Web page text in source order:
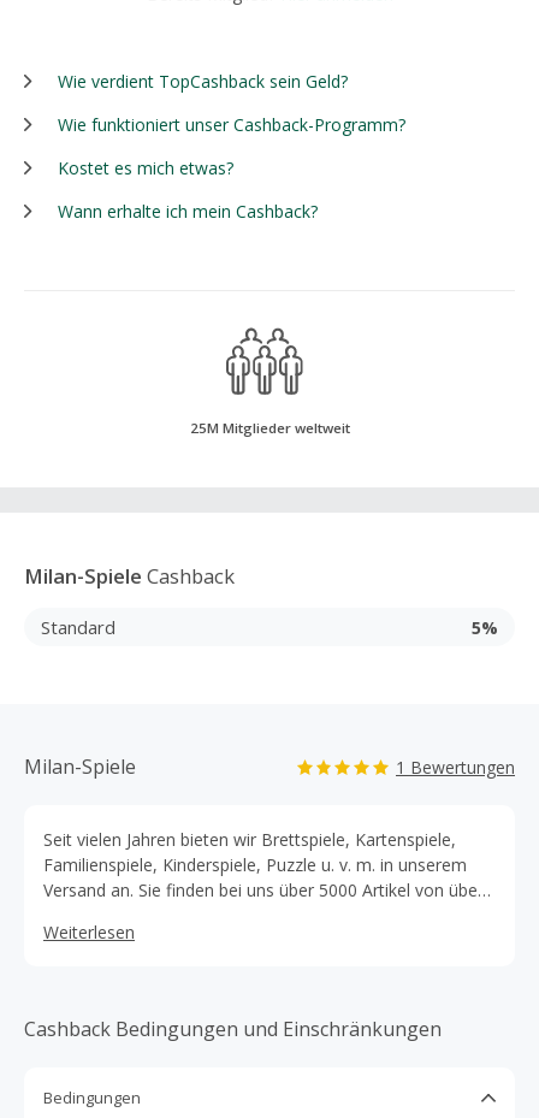
Wie verdient TopCashback sein Geld?
Wie funktioniert unser Cashback-Programm?
Kostet es mich etwas?
Wann erhalte ich mein Cashback?
25M Mitglieder weltweit
Milan-Spiele Cashback
Standard 5%
Milan-Spiele 1 Bewertungen
Seit vielen Jahren bieten wir Brettspiele, Kartenspiele,
Familienspiele, Kinderspiele, Puzzle u. v. m. in unserem
Versand an. Sie finden bei uns über 5000 Artikel von über
erweitert. Mehr als 700 preisreduzierte machen den
Bestellungen werden erst nach Zahlungseingang
freigegeben.
Weiterlesen
Cashback Bedingungen und Einschränkungen
Bedingungen